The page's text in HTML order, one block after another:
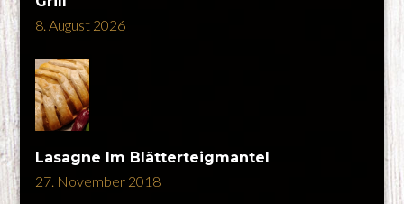
8. August 2026
Lasagne Im Blätterteigmantel
27. November 2018